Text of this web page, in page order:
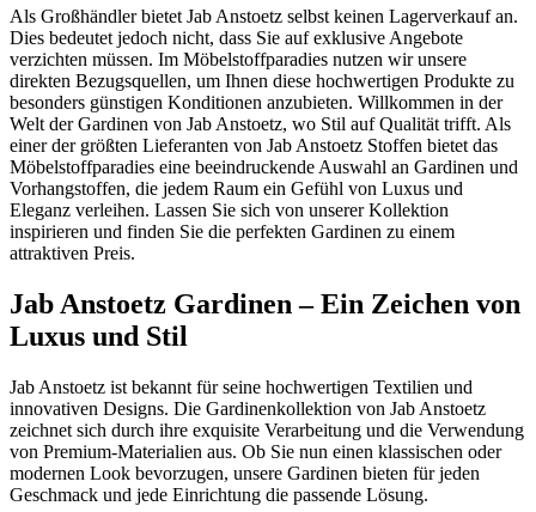
Als Großhändler bietet Jab Anstoetz selbst keinen Lagerverkauf an.
Dies bedeutet jedoch nicht, dass Sie auf exklusive Angebote
verzichten müssen. Im Möbelstoffparadies nutzen wir unsere
direkten Bezugsquellen, um Ihnen diese hochwertigen Produkte zu
besonders günstigen Konditionen anzubieten. Willkommen in der
Welt der Gardinen von Jab Anstoetz, wo Stil auf Qualität trifft. Als
einer der größten Lieferanten von Jab Anstoetz Stoffen bietet das
Möbelstoffparadies eine beeindruckende Auswahl an Gardinen und
Vorhangstoffen, die jedem Raum ein Gefühl von Luxus und
Eleganz verleihen. Lassen Sie sich von unserer Kollektion
inspirieren und finden Sie die perfekten Gardinen zu einem
attraktiven Preis.
Jab Anstoetz Gardinen – Ein Zeichen von
Luxus und Stil
Jab Anstoetz ist bekannt für seine hochwertigen Textilien und
innovativen Designs. Die Gardinenkollektion von Jab Anstoetz
zeichnet sich durch ihre exquisite Verarbeitung und die Verwendung
von Premium-Materialien aus. Ob Sie nun einen klassischen oder
modernen Look bevorzugen, unsere Gardinen bieten für jeden
Geschmack und jede Einrichtung die passende Lösung.